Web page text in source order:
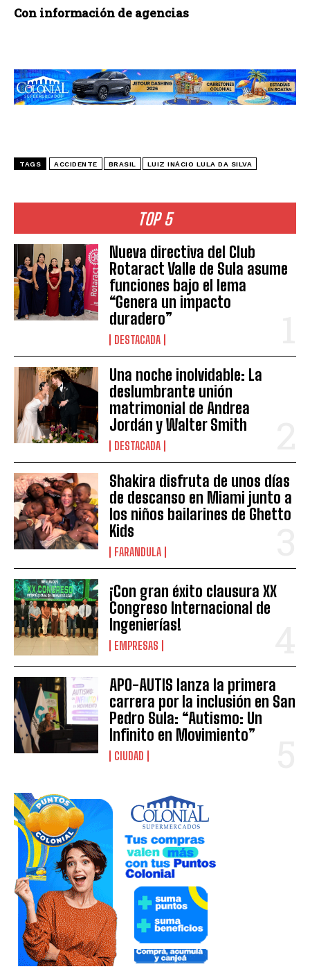
TOP 5
Nueva directiva del Club
Rotaract Valle de Sula asume
funciones bajo el lema
“Genera un impacto
duradero”
DESTACADA
Una noche inolvidable: La
deslumbrante unión
matrimonial de Andrea
Jordán y Walter Smith
DESTACADA
Shakira disfruta de unos días
de descanso en Miami junto a
los niños bailarines de Ghetto
Kids
FARANDULA
¡Con gran éxito clausura XX
Congreso Internacional de
Ingenierías!
EMPRESAS
APO-AUTIS lanza la primera
carrera por la inclusión en San
Pedro Sula: “Autismo: Un
Infinito en Movimiento”
CIUDAD
Con información de agencias
TAGS ACCIDENTE BRASIL LUIZ INÁCIO LULA DA SILVA